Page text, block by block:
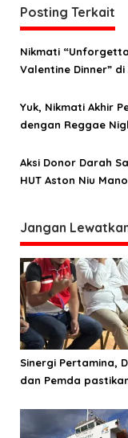
s
i
p
s
Posting Terkait
Nikmati
Valentine Dinner” di
Yuk, Nikmati Akhir
dengan Reggae
Aksi Donor Darah
HUT Aston Niu
Jangan
Sinergi Pertamina,
dan Pemda